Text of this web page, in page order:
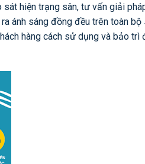
hiện trạng sân, tư vấn giải
ánh sáng đồng đều trên toàn bộ
hàng cách sử dụng và bảo trì